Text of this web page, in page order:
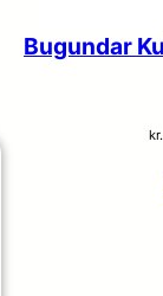
Bugundar
kr.